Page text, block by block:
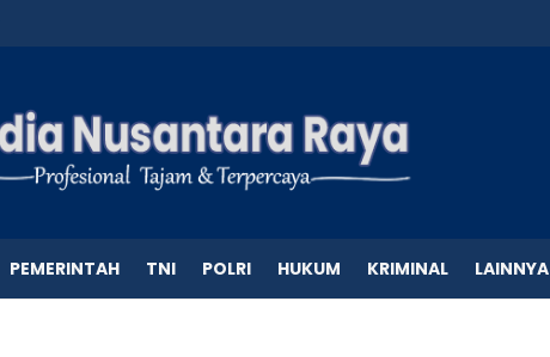
PEMERINTAH TNI POLRI HUKUM KRIMINAL LAINNYA